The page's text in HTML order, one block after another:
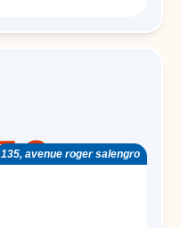
135, avenue roger salengro